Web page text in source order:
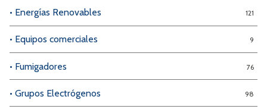
• Energías Renovables 121
• Equipos comerciales 9
• Fumigadores 76
• Grupos Electrógenos 98